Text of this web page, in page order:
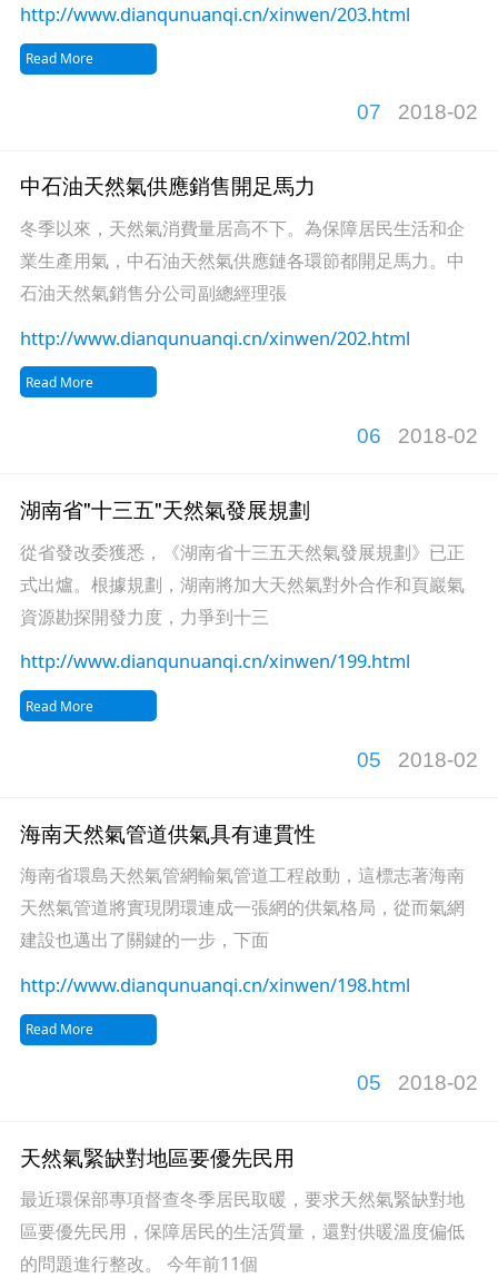
http://www.dianqunuanqi.cn/xinwen/203.html
Read More
07 2018-02
中石油天然氣供應銷售開足馬力
冬季以來，天然氣消費量居高不下。為保障居民生活和企
業生產用氣，中石油天然氣供應鏈各環節都開足馬力。中
石油天然氣銷售分公司副總經理張
http://www.dianqunuanqi.cn/xinwen/202.html
Read More
06 2018-02
湖南省"十三五"天然氣發展規劃
從省發改委獲悉，《湖南省十三五天然氣發展規劃》已正
式出爐。根據規劃，湖南將加大天然氣對外合作和頁巖氣
資源勘探開發力度，力爭到十三
http://www.dianqunuanqi.cn/xinwen/199.html
Read More
05 2018-02
海南天然氣管道供氣具有連貫性
海南省環島天然氣管網輸氣管道工程啟動，這標志著海南
天然氣管道將實現閉環連成一張網的供氣格局，從而氣網
建設也邁出了關鍵的一步，下面
http://www.dianqunuanqi.cn/xinwen/198.html
Read More
05 2018-02
天然氣緊缺對地區要優先民用
最近環保部專項督查冬季居民取暖，要求天然氣緊缺對地
區要優先民用，保障居民的生活質量，還對供暖溫度偏低
的問題進行整改。 今年前11個